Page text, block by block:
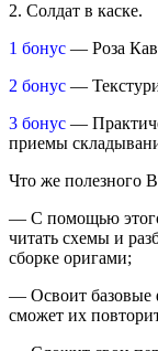
2. Солдат в каске.
1 бонус — Роза
2 бонус —
3 бонус —
приемы
Что же полезного
— С помощью этого
читать схемы и
сборке оригами;
— Освоит базовые
сможет их